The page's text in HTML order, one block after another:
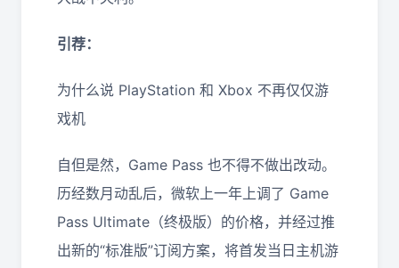
引荐：
为什么说 PlayStation 和 Xbox 不再仅仅游
戏机
自但是然，Game Pass 也不得不做出改动。
历经数月动乱后，微软上一年上调了 Game
Pass Ultimate（终极版）的价格，并经过推
出新的“标准版”订阅方案，将首发当日主机游